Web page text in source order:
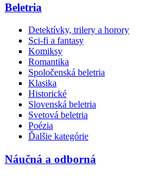
Beletria
Detektívky, trilery a horory
Sci-fi a fantasy
Komiksy
Romantika
Spoločenská beletria
Klasika
Historické
Slovenská beletria
Svetová beletria
Poézia
Ďalšie kategórie
Náučná a odborná